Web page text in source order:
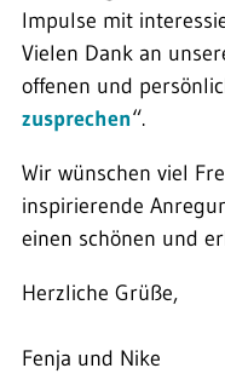
Impulse mit
Vielen Dank an
offenen und
zusprechen“.
Wir wünschen viel
inspirierende
einen schönen und
Herzliche Grüße,
Fenja und Nike